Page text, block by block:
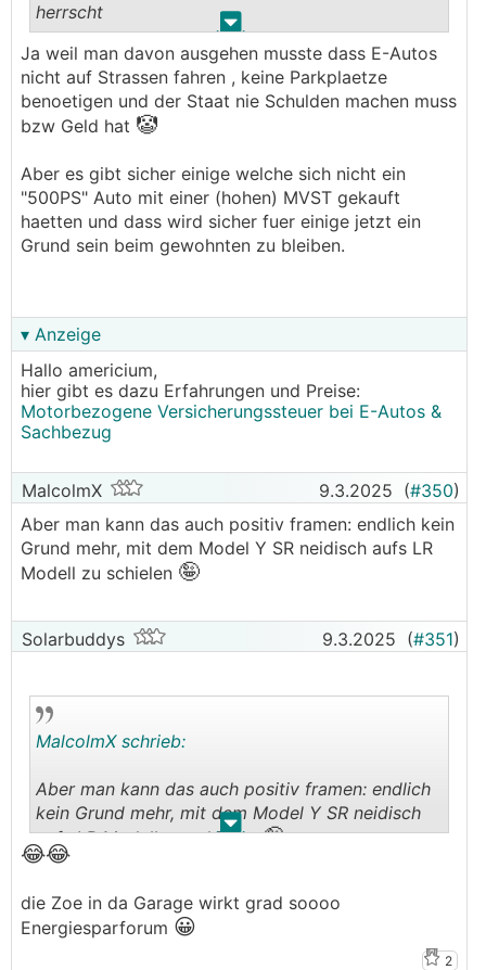
. .
herrscht
habt ihr wirklich gedacht, dass die e wagln auf
dauer steuerfrei bleiben???
Ja weil man davon ausgehen musste dass E-Autos
nicht auf Strassen fahren , keine Parkplaetze
benoetigen und der Staat nie Schulden machen muss
bzw Geld hat 🤡
Aber es gibt sicher einige welche sich nicht ein
"500PS" Auto mit einer (hohen) MVST gekauft
haetten und dass wird sicher fuer einige jetzt ein
Grund sein beim gewohnten zu bleiben.
▾ Anzeige
Hallo americium,
hier gibt es dazu Erfahrungen und Preise:
Motorbezogene Versicherungssteuer bei E-Autos &
Sachbezug
MalcolmX 9.3.2025 (#350)
Aber man kann das auch positiv framen: endlich kein
Grund mehr, mit dem Model Y SR neidisch aufs LR
Modell zu schielen 🤪
Solarbuddys 9.3.2025 (#351)
. .
MalcolmX schrieb:
Aber man kann das auch positiv framen: endlich
kein Grund mehr, mit dem Model Y SR neidisch
aufs LR Modell zu schielen🤪
😂😂
die Zoe in da Garage wirkt grad soooo
Energiesparforum 😀
2